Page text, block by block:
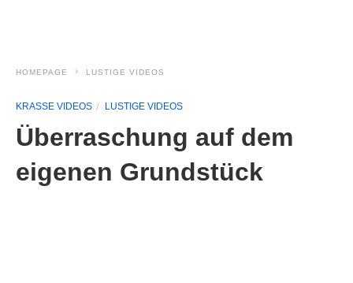
HOMEPAGE LUSTIGE VIDEOS
KRASSE VIDEOS LUSTIGE VIDEOS
Überraschung auf dem
eigenen Grundstück